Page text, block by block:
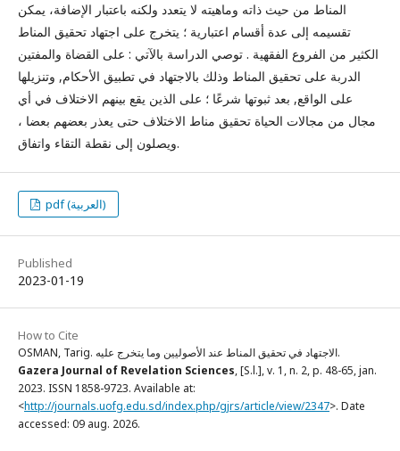
المناط من حيث ذاته وماهيته لا يتعدد ولكنه باعتبار الإضافة، يمكن
تقسيمه إلى عدة أقسام اعتبارية ؛ يتخرج على اجتهاد تحقيق المناط
الكثير من الفروع الفقهية . توصي الدراسة بالآتي : على القضاة والمفتين
الدربة على تحقيق المناط وذلك بالاجتهاد في تطبيق الأحكام, وتنزيلها
على الواقع, بعد ثبوتها شرعًا ؛ على الذين يقع بينهم الاختلاف في أي
مجال من مجالات الحياة تحقيق مناط الاختلاف حتى يعذر بعضهم بعضا ،
ويصلون إلى نقطة التقاء واتفاق.
pdf (العربية)
Published
2023-01-19
How to Cite
OSMAN, Tarig. الاجتهاد في تحقيق المناط عند الأصوليين وما يتخرج عليه.
Gazera Journal of Revelation Sciences, [S.l.], v. 1, n. 2, p. 48-65, jan.
2023. ISSN 1858-9723. Available at:
<http://journals.uofg.edu.sd/index.php/gjrs/article/view/2347>. Date
accessed: 09 aug. 2026.